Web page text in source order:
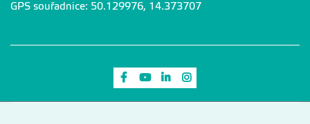
GPS souřadnice: 50.129976, 14.373707
Odkaz na Facebook
Odkaz na Youtube
Odkaz na LinkedIn